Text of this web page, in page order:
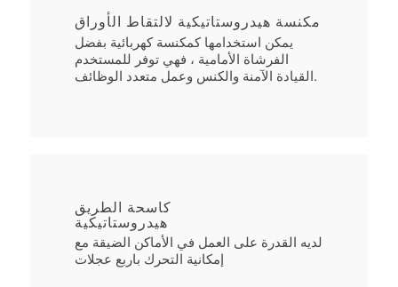
مكنسة هيدروستاتيكية لالتقاط الأوراق
يمكن استخدامها كمكنسة كهربائية بفضل
الفرشاة الأمامية ، فهي توفر للمستخدم
القيادة الآمنة والكنس وعمل متعدد الوظائف.
كاسحة الطريق
هيدروستاتيكية
لديه القدرة على العمل في الأماكن الضيقة مع
إمكانية التحرك باربع عجلات